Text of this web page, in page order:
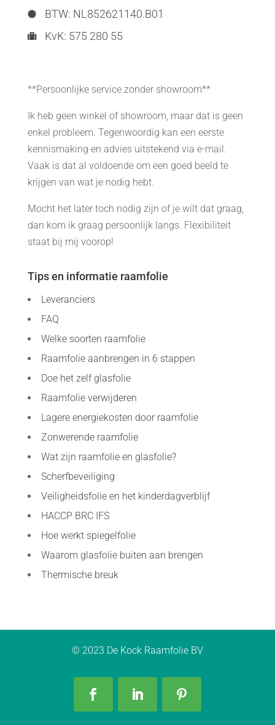
 BTW: NL852621140.B01
 KvK: 575 280 55
**Persoonlijke service zonder showroom**
Ik heb geen winkel of showroom, maar dat is geen
enkel probleem. Tegenwoordig kan een eerste
kennismaking en advies uitstekend via e-mail.
Vaak is dat al voldoende om een goed beeld te
krijgen van wat je nodig hebt.
Mocht het later toch nodig zijn of je wilt dat graag,
dan kom ik graag persoonlijk langs. Flexibiliteit
staat bij mij voorop!
Tips en informatie raamfolie
Leveranciers
FAQ
Welke soorten raamfolie
Raamfolie aanbrengen in 6 stappen
Doe het zelf glasfolie
Raamfolie verwijderen
Lagere energiekosten door raamfolie
Zonwerende raamfolie
Wat zijn raamfolie en glasfolie?
Scherfbeveiliging
Veiligheidsfolie en het kinderdagverblijf
HACCP BRC IFS
Hoe werkt spiegelfolie
Waarom glasfolie buiten aan brengen
Thermische breuk
© 2023 De Kock Raamfolie BV